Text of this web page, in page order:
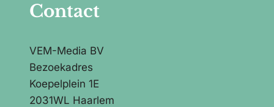
Contact
VEM-Media BV
Bezoekadres
Koepelplein 1E
2031WL Haarlem